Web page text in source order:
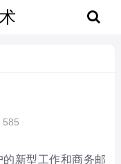
585
新型工作和商务邮